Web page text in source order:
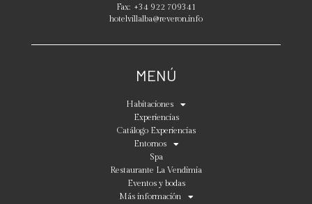
Fax: +34 922 709341
hotelvillalba@reveron.info
MENÚ
Habitaciones
Experiencias
Catálogo Experiencias
Entornos
Spa
Restaurante La Vendimia
Eventos y bodas
Más información